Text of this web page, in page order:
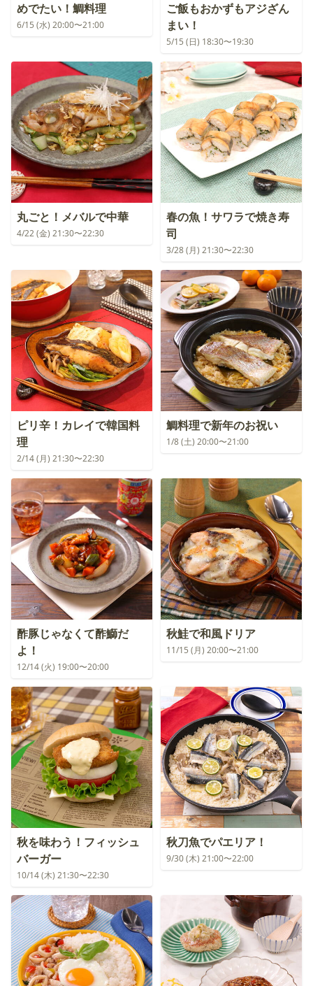
めでたい！鯛料理
6/15 (水) 20:00〜21:00
ご飯もおかずもアジざん
まい！
5/15 (日) 18:30〜19:30
丸ごと！メバルで中華
4/22 (金) 21:30〜22:30
春の魚！サワラで焼き寿
司
3/28 (月) 21:30〜22:30
ピリ辛！カレイで韓国料
理
2/14 (月) 21:30〜22:30
鯛料理で新年のお祝い
1/8 (土) 20:00〜21:00
酢豚じゃなくて酢鰤だ
よ！
12/14 (火) 19:00〜20:00
秋鮭で和風ドリア
11/15 (月) 20:00〜21:00
秋を味わう！フィッシュ
バーガー
10/14 (木) 21:30〜22:30
秋刀魚でパエリア！
9/30 (木) 21:00〜22:00